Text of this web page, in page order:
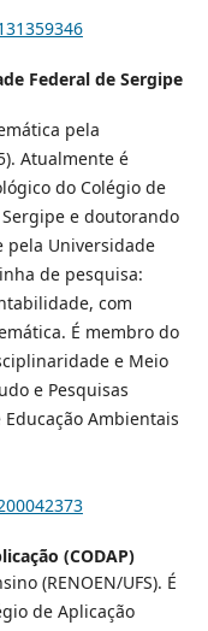
Federal de Sergipe
pela
Atualmente é
do Colégio de
e doutorando
pela Universidade
de pesquisa:
com
É membro do
e Meio
e Pesquisas
Ambientais
(CODAP)
(RENOEN/UFS). É
de Aplicação